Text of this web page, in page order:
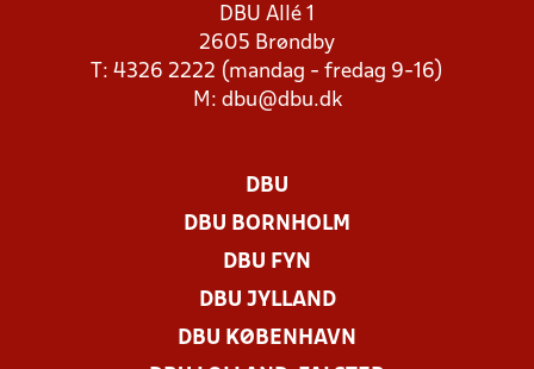
DBU Allé 1
2605 Brøndby
T: 4326 2222 (mandag - fredag 9-16)
M: dbu@dbu.dk
DBU
DBU BORNHOLM
DBU FYN
DBU JYLLAND
DBU KØBENHAVN